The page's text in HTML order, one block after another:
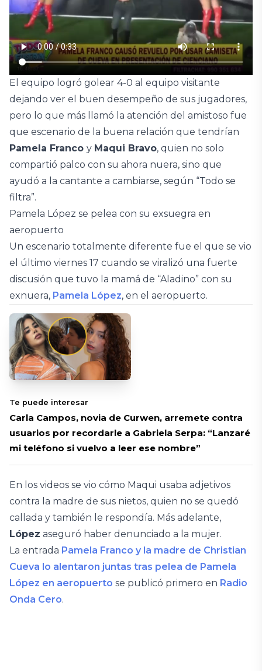
El equipo logró golear 4-0 al equipo visitante
dejando ver el buen desempeño de sus jugadores,
pero lo que más llamó la atención del amistoso fue
que escenario de la buena relación que tendrían
Pamela Franco y Maqui Bravo, quien no solo
compartió palco con su ahora nuera, sino que
ayudó a la cantante a cambiarse, según “Todo se
filtra”.
Pamela López se pelea con su exsuegra en
aeropuerto
Un escenario totalmente diferente fue el que se vio
el último viernes 17 cuando se viralizó una fuerte
discusión que tuvo la mamá de “Aladino” con su
exnuera, Pamela López, en el aeropuerto.
Te puede interesar
Carla Campos, novia de Curwen, arremete contra
usuarios por recordarle a Gabriela Serpa: “Lanzaré
mi teléfono si vuelvo a leer ese nombre”
En los videos se vio cómo Maqui usaba adjetivos
contra la madre de sus nietos, quien no se quedó
callada y también le respondía. Más adelante,
López aseguró haber denunciado a la mujer.
La entrada Pamela Franco y la madre de Christian
Cueva lo alentaron juntas tras pelea de Pamela
López en aeropuerto se publicó primero en Radio
Onda Cero.